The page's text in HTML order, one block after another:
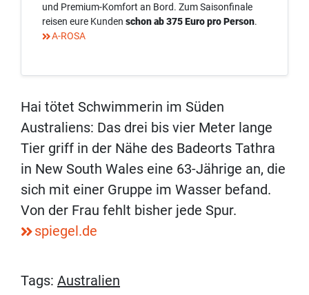
und Premium-Komfort an Bord. Zum Saisonfinale
reisen eure Kunden schon ab 375 Euro pro Person.
A-ROSA
Hai tötet Schwimmerin im Süden
Australiens: Das drei bis vier Meter lange
Tier griff in der Nähe des Badeorts Tathra
in New South Wales eine 63-Jährige an, die
sich mit einer Gruppe im Wasser befand.
Von der Frau fehlt bisher jede Spur.
spiegel.de
Tags: Australien